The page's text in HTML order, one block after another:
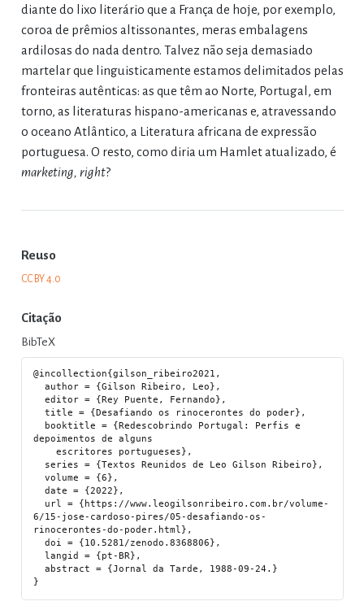
diante do lixo literário que a França de hoje, por exemplo,
coroa de prêmios altissonantes, meras embalagens
ardilosas do nada dentro. Talvez não seja demasiado
martelar que linguisticamente estamos delimitados pelas
fronteiras autênticas: as que têm ao Norte, Portugal, em
torno, as literaturas hispano-americanas e, atravessando
o oceano Atlântico, a Literatura africana de expressão
portuguesa. O resto, como diria um Hamlet atualizado, é
marketing, right?
Reuso
CC BY 4.0
Citação
BibTeX
@incollection{gilson_ribeiro2021,
  author = {Gilson Ribeiro, Leo},
  editor = {Rey Puente, Fernando},
  title = {Desafiando os rinocerontes do poder},
depoimentos de alguns
    escritores portugueses},
  volume = {6},
  date = {2022},
6/15-jose-cardoso-pires/05-desafiando-os-
rinocerontes-do-poder.html},
  doi = {10.5281/zenodo.8368806},
  abstract = {Jornal da Tarde, 1988-09-24.}